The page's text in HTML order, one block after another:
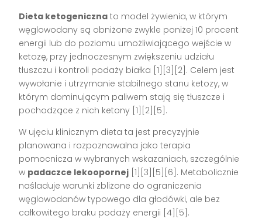
Dieta ketogeniczna to model żywienia, w którym
węglowodany są obniżone zwykle poniżej 10 procent
energii lub do poziomu umożliwiającego wejście w
ketozę, przy jednoczesnym zwiększeniu udziału
tłuszczu i kontroli podaży białka [1][3][2]. Celem jest
wywołanie i utrzymanie stabilnego stanu ketozy, w
którym dominującym paliwem stają się tłuszcze i
pochodzące z nich ketony [1][2][5].
W ujęciu klinicznym dieta ta jest precyzyjnie
planowana i rozpoznawalna jako terapia
pomocnicza w wybranych wskazaniach, szczególnie
w padaczce lekoopornej [1][3][5][6]. Metabolicznie
naśladuje warunki zbliżone do ograniczenia
węglowodanów typowego dla głodówki, ale bez
całkowitego braku podaży energii [4][5].